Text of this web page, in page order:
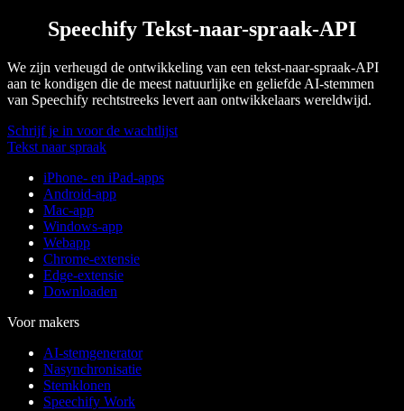
Speechify Tekst-naar-spraak-API
We zijn verheugd de ontwikkeling van een tekst-naar-spraak-API
aan te kondigen die de meest natuurlijke en geliefde AI-stemmen
van Speechify rechtstreeks levert aan ontwikkelaars wereldwijd.
Schrijf je in voor de wachtlijst
Tekst naar spraak
iPhone- en iPad-apps
Android-app
Mac-app
Windows-app
Webapp
Chrome-extensie
Edge-extensie
Downloaden
Voor makers
AI-stemgenerator
Nasynchronisatie
Stemklonen
Speechify Work